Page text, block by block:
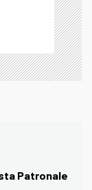
Patronale